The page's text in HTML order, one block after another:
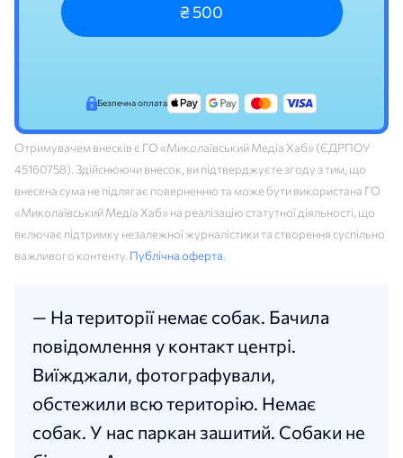
₴ 500
Безпечна оплата
Отримувачем внесків є ГО «Миколаївський Медіа Хаб» (ЄДРПОУ
45160758). Здійснюючи внесок, ви підтверджуєте згоду з тим, що
внесена сума не підлягає поверненню та може бути використана ГО
«Миколаївський Медіа Хаб» на реалізацію статутної діяльності, що
включає підтримку незалежної журналістики та створення суспільно
важливого контенту. Публічна оферта.
— На території немає собак. Бачила
повідомлення у контакт центрі.
Виїжджали, фотографували,
обстежили всю територію. Немає
собак. У нас паркан зашитий. Собаки не